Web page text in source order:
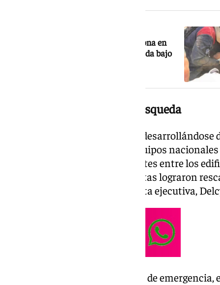
La UME rescata a una segunda persona en
Venezuela que había quedado atrapada bajo
Continúan las labores de búsqueda
Las tareas de búsqueda siguen
zonas más afectadas, donde equipos
localizar a posibles supervivientes entre los
jornada del sábado, los brigadistas lograron
según confirmó la vicepresidenta ejecutiva,
Mientras continúan las labores de emergencia,